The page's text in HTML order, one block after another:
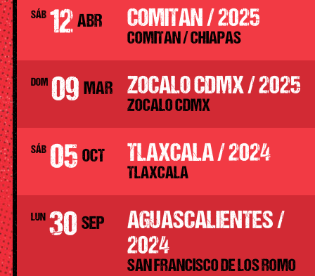
SÁB 12 ABR COMITAN / 2025
COMITAN / CHIAPAS
DOM 09 MAR ZOCALO CDMX / 2025
ZOCALO CDMX
SÁB 05 OCT TLAXCALA / 2024
TLAXCALA
LUN 30 SEP
AGUASCALIENTES /
2024
SAN FRANCISCO DE LOS ROMO